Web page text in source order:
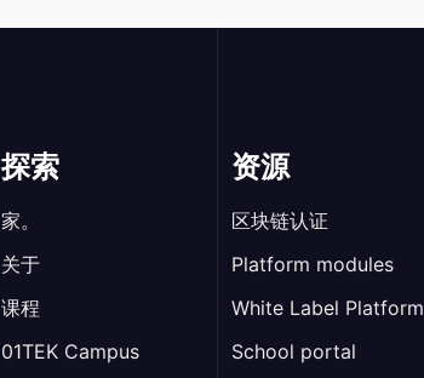
探索
家。
关于
课程
01TEK Campus
资源
区块链认证
Platform modules
White Label Platform
School portal